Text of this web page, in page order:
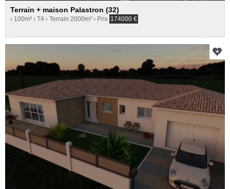
Terrain + maison Palastron (32)
› 100m² › T4 › Terrain 2000m² › Prix 174000 €